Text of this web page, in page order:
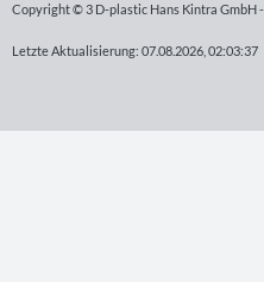
Copyright © 3 D-plastic Hans Kintra GmbH
Letzte Aktualisierung: 07.08.2026, 02:03:37